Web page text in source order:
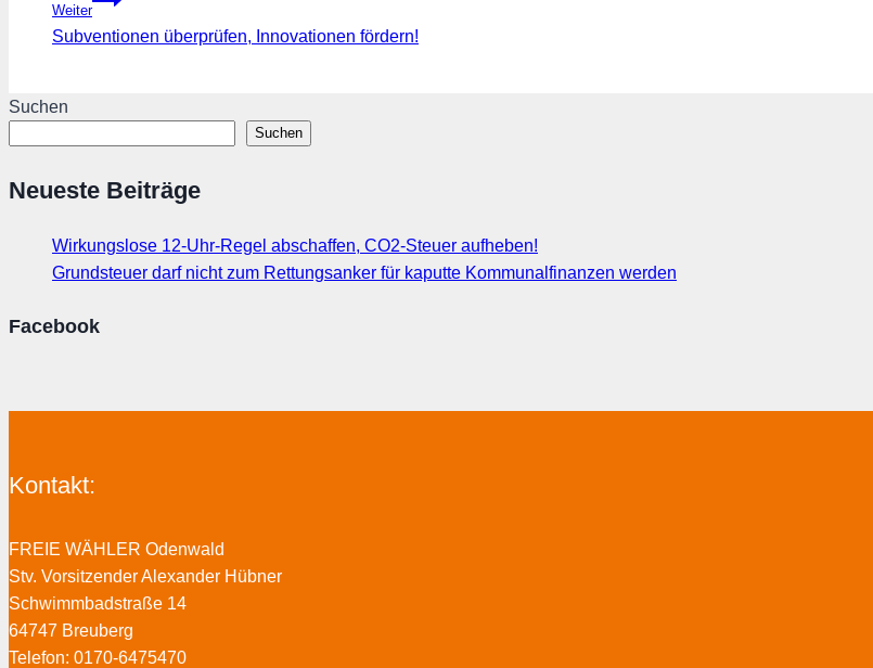
Weiter
Subventionen überprüfen, Innovationen fördern!
Suchen
Suchen
Neueste Beiträge
Wirkungslose 12-Uhr-Regel abschaffen, CO2-Steuer aufheben!
Grundsteuer darf nicht zum Rettungsanker für kaputte Kommunalfinanzen werden
Facebook
Kontakt:
FREIE WÄHLER Odenwald
Stv. Vorsitzender Alexander Hübner
Schwimmbadstraße 14
64747 Breuberg
Telefon: 0170-6475470